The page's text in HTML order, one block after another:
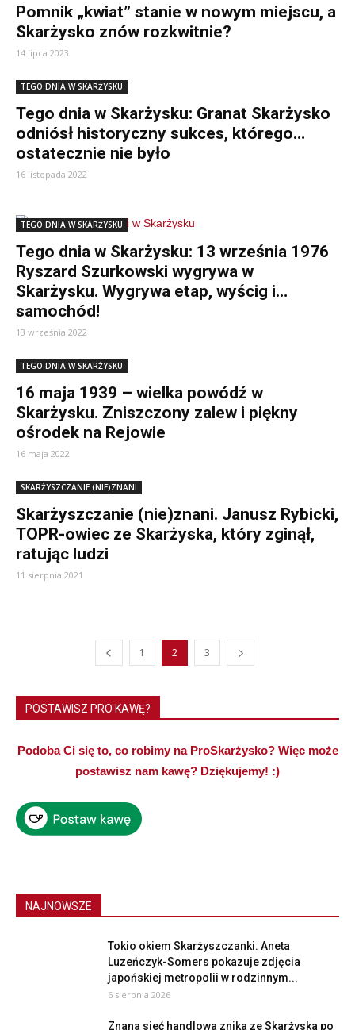
Pomnik „kwiat” stanie w nowym miejscu, a
Skarżysko znów rozkwitnie?
14 lipca 2023
TEGO DNIA W SKARŻYSKU
Tego dnia w Skarżysku: Granat Skarżysko
odniósł historyczny sukces, którego…
ostatecznie nie było
16 listopada 2022
TEGO DNIA W SKARŻYSKU
Tego dnia w Skarżysku: 13 września 1976
Ryszard Szurkowski wygrywa w
Skarżysku. Wygrywa etap, wyścig i…
samochód!
13 września 2022
TEGO DNIA W SKARŻYSKU
16 maja 1939 – wielka powódź w
Skarżysku. Zniszczony zalew i piękny
ośrodek na Rejowie
16 maja 2022
SKARŻYSZCZANIE (NIE)ZNANI
Skarżyszczanie (nie)znani. Janusz Rybicki,
TOPR-owiec ze Skarżyska, który zginął,
ratując ludzi
11 sierpnia 2021
1 2 3
POSTAWISZ PRO KAWĘ?
Podoba Ci się to, co robimy na ProSkarżysko? Więc może
postawisz nam kawę? Dziękujemy! :)
NAJNOWSZE
Tokio okiem Skarżyszczanki. Aneta
Luzeńczyk-Somers pokazuje zdjęcia
japońskiej metropolii w rodzinnym...
6 sierpnia 2026
Znana sieć handlowa znika ze Skarżyska po